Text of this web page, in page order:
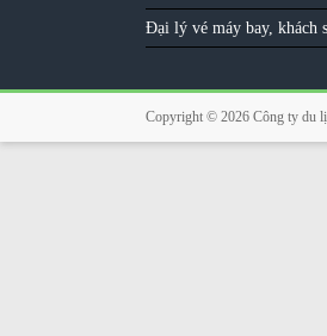
Đại lý vé máy bay, khách
Copyright © 2026 Công ty du